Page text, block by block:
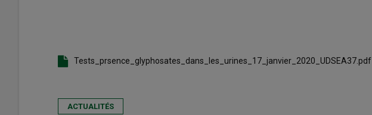
Tests_prsence_glyphosates_dans_les_urines_17_janvier_2020_UDSEA37.pdf
ACTUALITÉS